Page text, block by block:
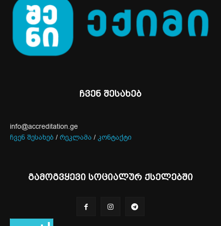
ჩვენ შესახებ
info@accreditation.ge
ჩვენ შესახებ / რეკლამა / კონტაქტი
გამოგვყევი სოციალურ ქსელებში